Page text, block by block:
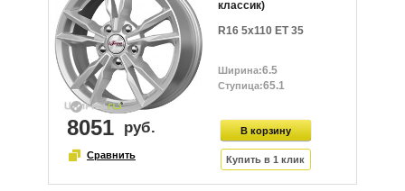
классик)
R16 5x110 ET 35
6.5
65.1
8051